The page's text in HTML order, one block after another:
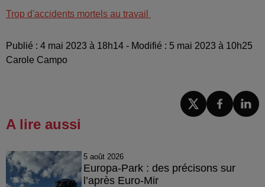
Trop d'accidents mortels au travail
Publié : 4 mai 2023 à 18h14 - Modifié : 5 mai 2023 à 10h25
Carole Campo
A lire aussi
5 août 2026
Europa-Park : des précisons sur
l’après Euro-Mir